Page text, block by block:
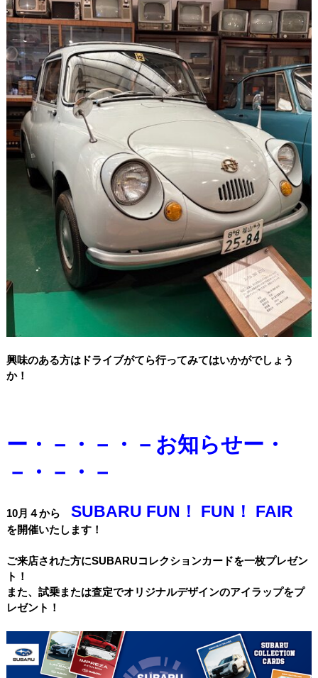
興味のある方はドライブがてら行ってみてはいかがでしょう
か！
ー・－・－・－お知らせー・
－・－・－
10月４から SUBARU FUN！ FUN！ FAIR
を開催いたします！
ご来店された方にSUBARUコレクションカードを一枚プレゼン
ト！
また、試乗または査定でオリジナルデザインのアイラップをプ
レゼント！